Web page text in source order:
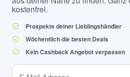
kostenfrei.
Prospekte deiner Lieblingshändler
Wöchentlich die besten Deals
Kein Cashback Angebot verpassen